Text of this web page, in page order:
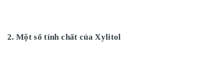
2. Một số tính chất của Xylitol